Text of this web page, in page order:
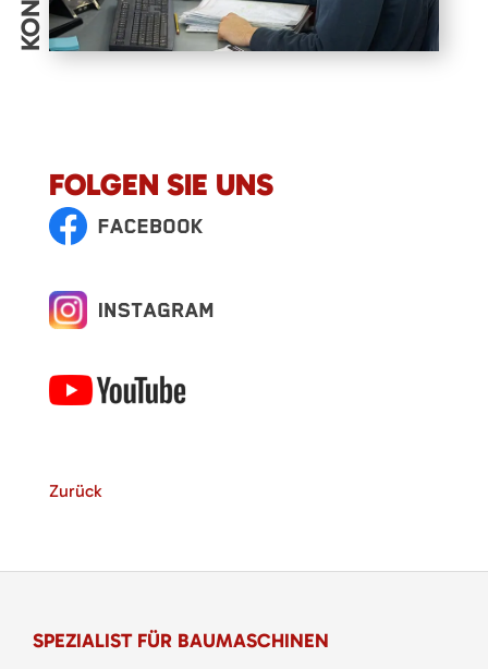
FOLGEN SIE UNS
Zurück
SPEZIALIST FÜR BAUMASCHINEN